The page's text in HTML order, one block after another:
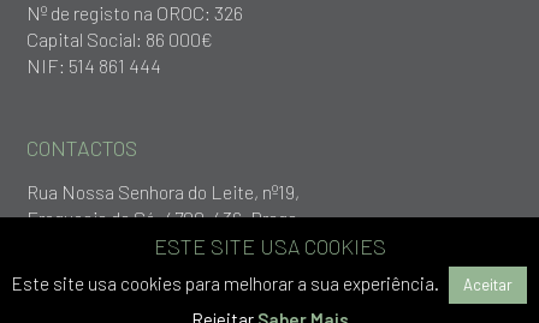
Nº de registo na OROC: 326
Capital Social: 86 000€
NIF: 514 861 444
CONTACTOS
Rua Nossa Senhora do Leite, nº19,
Freguesia da Sé, 4700-436, Braga
ESTE SITE USA COOKIES
Este site usa cookies para melhorar a sua experiência. Aceitar